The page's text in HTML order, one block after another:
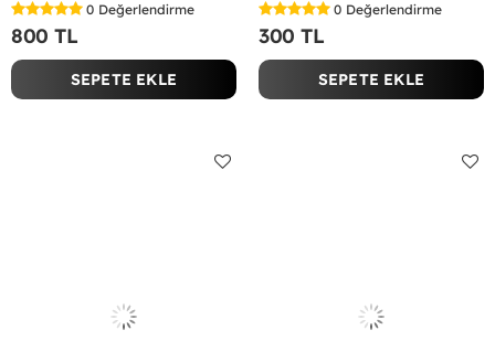
0 Değerlendirme
800 TL
SEPETE EKLE
0 Değerlendirme
300 TL
SEPETE EKLE